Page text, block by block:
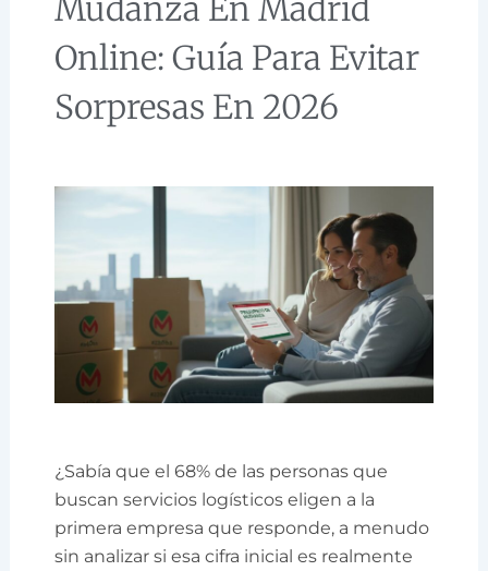
Mudanza En Madrid
Online: Guía Para Evitar
Sorpresas En 2026
¿Sabía que el 68% de las personas que
buscan servicios logísticos eligen a la
primera empresa que responde, a menudo
sin analizar si esa cifra inicial es realmente